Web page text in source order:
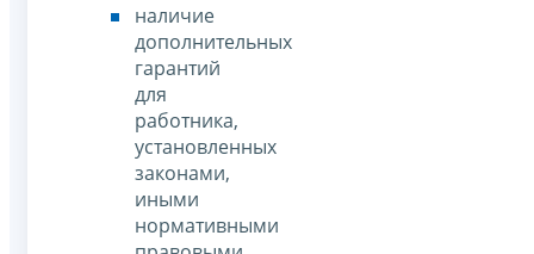
наличие
дополнительных
гарантий
для
работника,
установленных
законами,
иными
нормативными